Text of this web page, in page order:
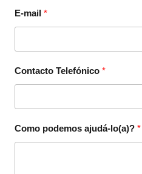
E-mail
Contacto Telefónico
Como podemos ajudá-lo(a)?